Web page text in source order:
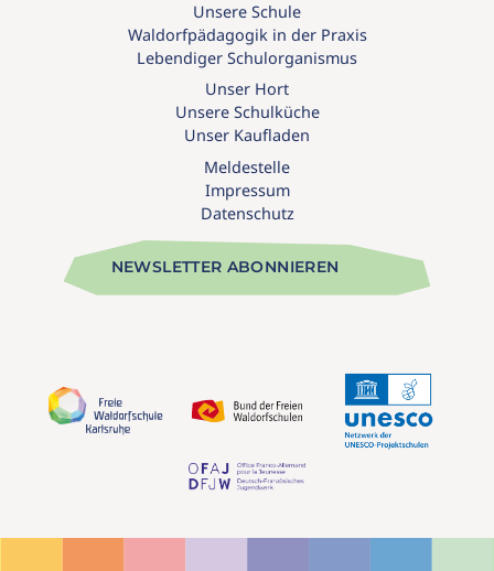
Unsere Schule
Waldorfpädagogik in der Praxis
Lebendiger Schulorganismus
Unser Hort
Unsere Schulküche
Unser Kaufladen
Meldestelle
Impressum
Datenschutz
NEWSLETTER ABONNIEREN